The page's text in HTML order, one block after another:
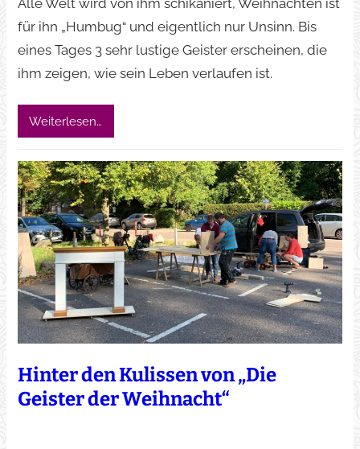
für ihn „Humbug“ und eigentlich nur Unsinn. Bis
eines Tages 3 sehr lustige Geister erscheinen, die
ihm zeigen, wie sein Leben verlaufen ist.
Weiterlesen…
Hinter den Kulissen von „Die
Geister der Weihnacht“